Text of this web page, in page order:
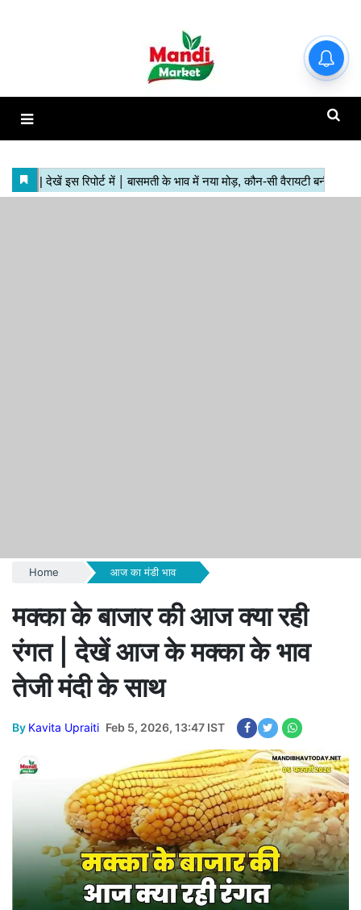
Home आज का मंडी भाव
मक्का के बाजार की आज क्या रही
रंगत | देखें आज के मक्का के भाव
तेजी मंदी के साथ
By Kavita Upraiti Feb 5, 2026, 13:47 IST